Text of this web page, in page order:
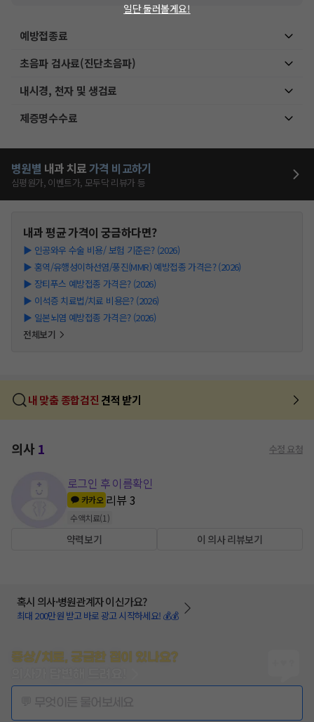
예방접종료
초음파 검사료(진단초음파)
내시경, 천자 및 생검료
제증명수수료
병원별 내과 치료가격 비교하기
심평원가, 이벤트가, 모두닥 리뷰가 등
내과평균 가격이 궁금하다면?
▶ 인공와우 수술 비용/ 보험 기준은? (2026)
▶ 홍역/유행성이하선염/풍진(MMR) 예방접종 가격은? (2026)
▶ 장티푸스 예방접종 가격은? (2026)
▶ 이석증 치료법/치료 비용은? (2026)
▶ 일본뇌염 예방접종 가격은? (2026)
전체보기
내 맞춤 종합검진 견적 받기
의사1 수정 요청
로그인 후 이름확인
카카오 리뷰3
수액치료(1 )
약력보기 이 의사 리뷰보기
혹시 의사·병원관계자 이신가요?
최대 200만원 받고 바로 광고 시작하세요! 💰💰
증상/치료, 궁금한 점이 있나요?
일단 둘러볼게요!